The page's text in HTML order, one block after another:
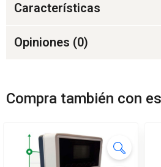
Características
Opiniones (0)
Compra también con